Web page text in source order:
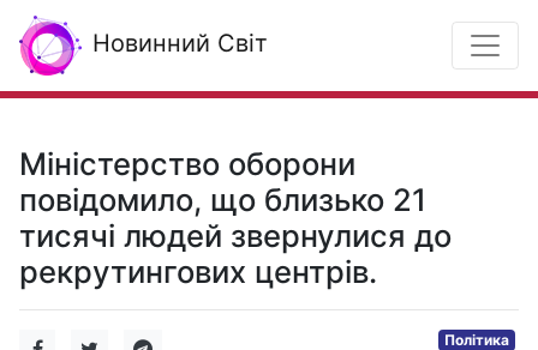
Новинний Світ
Міністерство оборони
повідомило, що близько 21
тисячі людей звернулися до
рекрутингових центрів.
Політика